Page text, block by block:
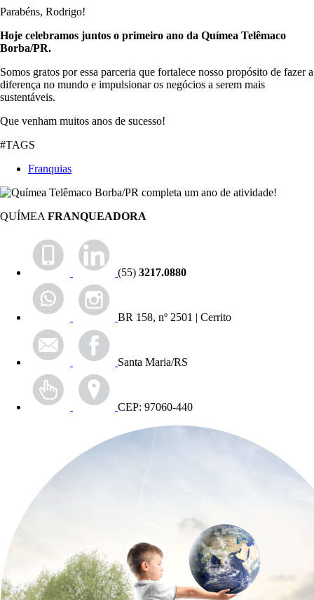
Parabéns, Rodrigo!
Hoje celebramos juntos o primeiro ano da Químea Telêmaco
Borba/PR.
Somos gratos por essa parceria que fortalece nosso propósito de fazer a
diferença no mundo e impulsionar os negócios a serem mais
sustentáveis.
Que venham muitos anos de sucesso!
#TAGS
Franquias
QUÍMEAFRANQUEADORA
(55) 3217.0880
BR 158, nº 2501 | Cerrito
Santa Maria/RS
CEP: 97060-440